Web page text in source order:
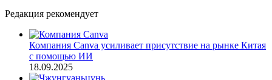
Редакция рекомендует
Компания Canva усиливает присутствие на рынке Китая
с помощью ИИ
18.09.2025